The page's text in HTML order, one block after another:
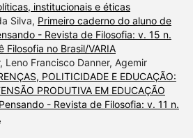
institucionais e éticas
Silva, Primeiro caderno do aluno de
- Revista de Filosofia: v. 15 n.
Filosofia no Brasil/VARIA
Leno Francisco Danner, Agemir
POLITICIDADE E EDUCAÇÃO:
PRODUTIVA EM EDUCAÇÃO
Pensando - Revista de Filosofia: v. 11 n.